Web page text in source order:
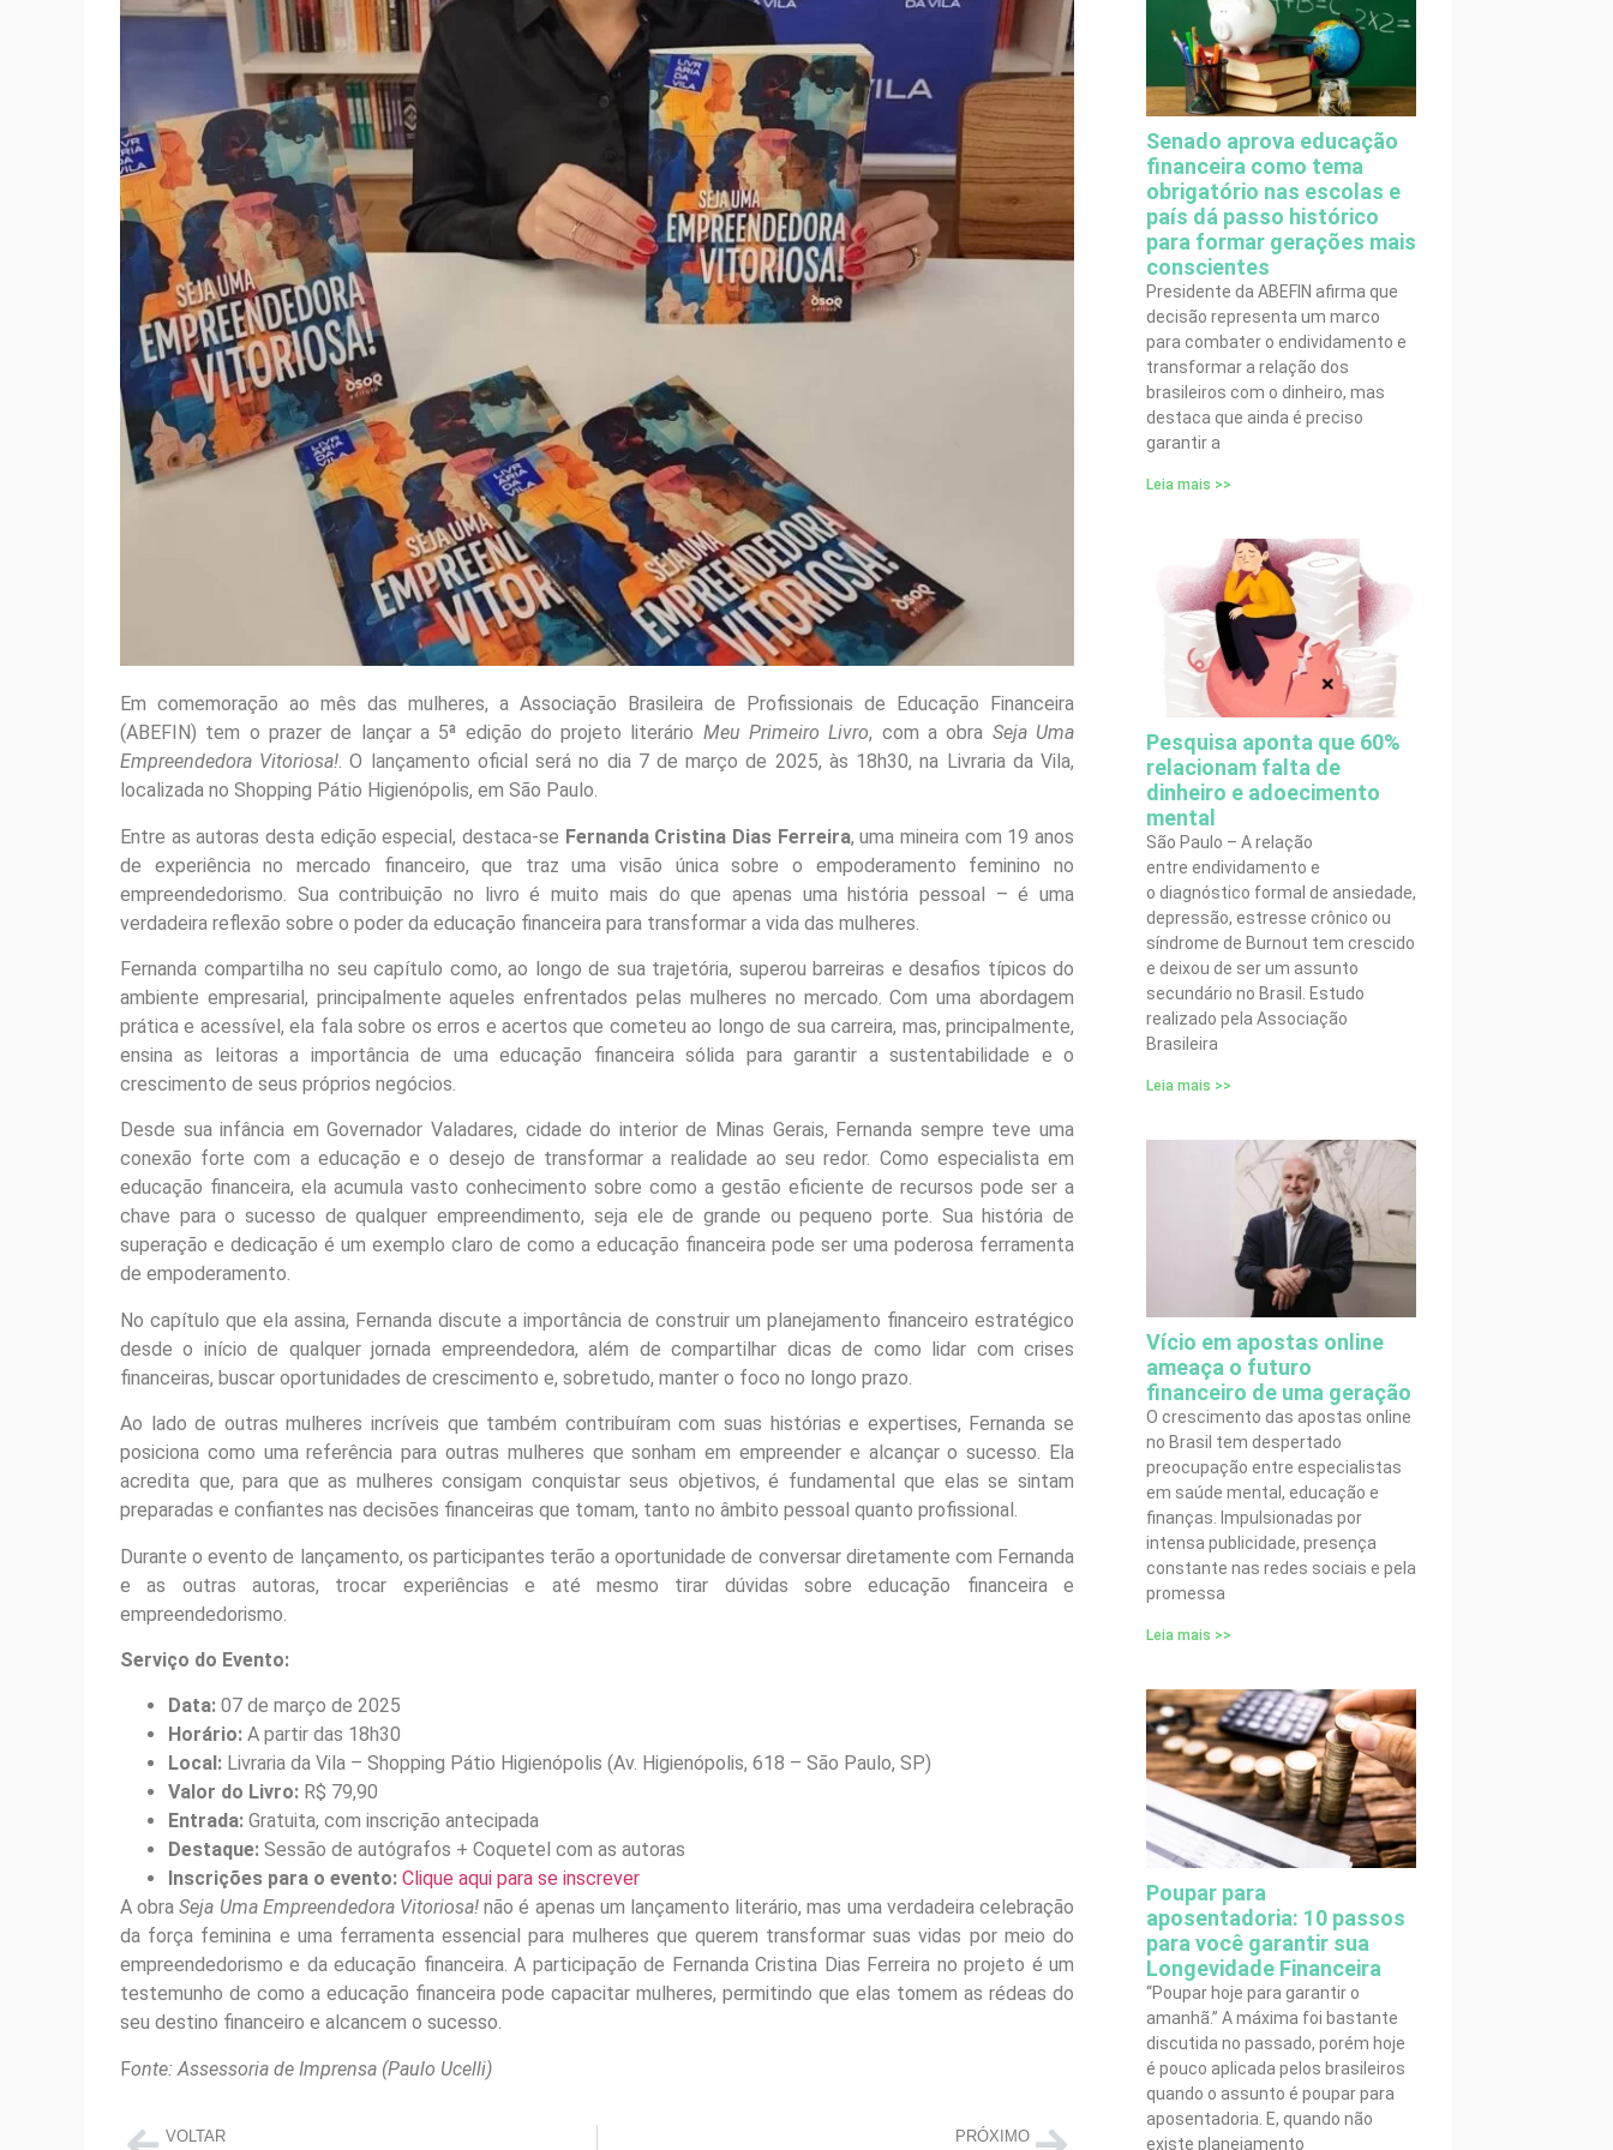
Em comemoração ao mês das mulheres, a Associação Brasileira de Profissionais de Educação Financeira
(ABEFIN) tem o prazer de lançar a 5ª edição do projeto literário Meu Primeiro Livro, com a obra Seja Uma
Empreendedora Vitoriosa!. O lançamento oficial será no dia 7 de março de 2025, às 18h30, na Livraria da Vila,
localizada no Shopping Pátio Higienópolis, em São Paulo.
Entre as autoras desta edição especial, destaca-se Fernanda Cristina Dias Ferreira, uma mineira com 19 anos
de experiência no mercado financeiro, que traz uma visão única sobre o empoderamento feminino no
empreendedorismo. Sua contribuição no livro é muito mais do que apenas uma história pessoal – é uma
verdadeira reflexão sobre o poder da educação financeira para transformar a vida das mulheres.
Fernanda compartilha no seu capítulo como, ao longo de sua trajetória, superou barreiras e desafios típicos do
ambiente empresarial, principalmente aqueles enfrentados pelas mulheres no mercado. Com uma abordagem
prática e acessível, ela fala sobre os erros e acertos que cometeu ao longo de sua carreira, mas, principalmente,
ensina as leitoras a importância de uma educação financeira sólida para garantir a sustentabilidade e o
crescimento de seus próprios negócios.
Desde sua infância em Governador Valadares, cidade do interior de Minas Gerais, Fernanda sempre teve uma
conexão forte com a educação e o desejo de transformar a realidade ao seu redor. Como especialista em
educação financeira, ela acumula vasto conhecimento sobre como a gestão eficiente de recursos pode ser a
chave para o sucesso de qualquer empreendimento, seja ele de grande ou pequeno porte. Sua história de
superação e dedicação é um exemplo claro de como a educação financeira pode ser uma poderosa ferramenta
de empoderamento.
No capítulo que ela assina, Fernanda discute a importância de construir um planejamento financeiro estratégico
desde o início de qualquer jornada empreendedora, além de compartilhar dicas de como lidar com crises
financeiras, buscar oportunidades de crescimento e, sobretudo, manter o foco no longo prazo.
Ao lado de outras mulheres incríveis que também contribuíram com suas histórias e expertises, Fernanda se
posiciona como uma referência para outras mulheres que sonham em empreender e alcançar o sucesso. Ela
acredita que, para que as mulheres consigam conquistar seus objetivos, é fundamental que elas se sintam
preparadas e confiantes nas decisões financeiras que tomam, tanto no âmbito pessoal quanto profissional.
Durante o evento de lançamento, os participantes terão a oportunidade de conversar diretamente com Fernanda
e as outras autoras, trocar experiências e até mesmo tirar dúvidas sobre educação financeira e
empreendedorismo.
Serviço do Evento:
Data: 07 de março de 2025
Horário: A partir das 18h30
Local: Livraria da Vila – Shopping Pátio Higienópolis (Av. Higienópolis, 618 – São Paulo, SP)
Valor do Livro: R$ 79,90
Entrada: Gratuita, com inscrição antecipada
Destaque: Sessão de autógrafos + Coquetel com as autoras
Inscrições para o evento: Clique aqui para se inscrever
A obraSeja Uma Empreendedora Vitoriosa! não é apenas um lançamento literário, mas uma verdadeira celebração
da força feminina e uma ferramenta essencial para mulheres que querem transformar suas vidas por meio do
empreendedorismo e da educação financeira. A participação de Fernanda Cristina Dias Ferreira no projeto é um
testemunho de como a educação financeira pode capacitar mulheres, permitindo que elas tomem as rédeas do
seu destino financeiro e alcancem o sucesso.
Fonte: Assessoria de Imprensa (Paulo Ucelli)
VOLTAR PRÓXIMO
Senado aprova educação
financeira como tema
obrigatório nas escolas e
país dá passo histórico
para formar gerações mais
conscientes
Presidente da ABEFIN afirma que
decisão representa um marco
para combater o endividamento e
transformar a relação dos
brasileiros com o dinheiro, mas
destaca que ainda é preciso
garantir a
Leia mais >>
Pesquisa aponta que 60%
relacionam falta de
dinheiro e adoecimento
mental
São Paulo – A relação
entre endividamento e
o diagnóstico formal de ansiedade,
depressão, estresse crônico ou
síndrome de Burnout tem crescido
e deixou de ser um assunto
secundário no Brasil. Estudo
realizado pela Associação
Brasileira
Leia mais >>
Vício em apostas online
ameaça o futuro
financeiro de uma geração
O crescimento das apostas online
no Brasil tem despertado
preocupação entre especialistas
em saúde mental, educação e
finanças. Impulsionadas por
intensa publicidade, presença
constante nas redes sociais e pela
promessa
Leia mais >>
Poupar para
aposentadoria: 10 passos
para você garantir sua
Longevidade Financeira
“Poupar hoje para garantir o
amanhã.” A máxima foi bastante
discutida no passado, porém hoje
é pouco aplicada pelos brasileiros
quando o assunto é poupar para
aposentadoria. E, quando não
existe planejamento